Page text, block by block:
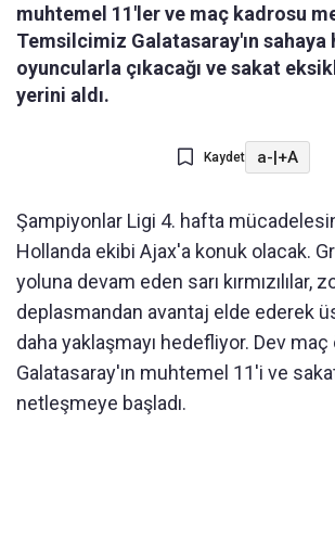
muhtemel 11'ler ve maç kadrosu
Temsilcimiz Galatasaray'ın sahaya
oyuncularla çıkacağı ve sakat
yerini aldı.
Kaydet a-|+A
Şampiyonlar Ligi 4. hafta
Hollanda ekibi Ajax'a konuk olacak.
yoluna devam eden sarı kırmızılılar,
deplasmandan avantaj elde ederek
daha yaklaşmayı hedefliyor. Dev
Galatasaray'ın muhtemel 11'i ve
netleşmeye başladı.